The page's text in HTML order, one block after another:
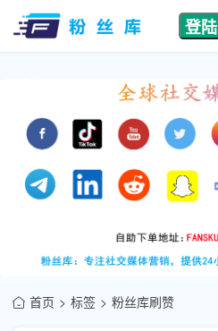
登陆
首页 标签 粉丝库刷赞